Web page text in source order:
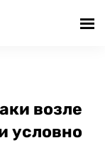
возле
условно